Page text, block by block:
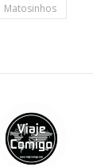
Matosinhos